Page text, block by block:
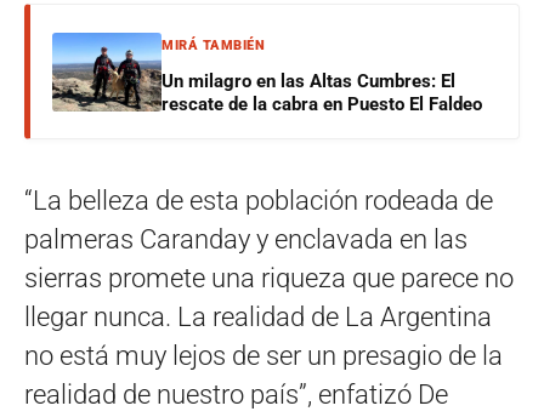
MIRÁ TAMBIÉN
Un milagro en las Altas Cumbres: El
rescate de la cabra en Puesto El Faldeo
“La belleza de esta población rodeada de
palmeras Caranday y enclavada en las
sierras promete una riqueza que parece no
llegar nunca. La realidad de La Argentina
no está muy lejos de ser un presagio de la
realidad de nuestro país”, enfatizó De